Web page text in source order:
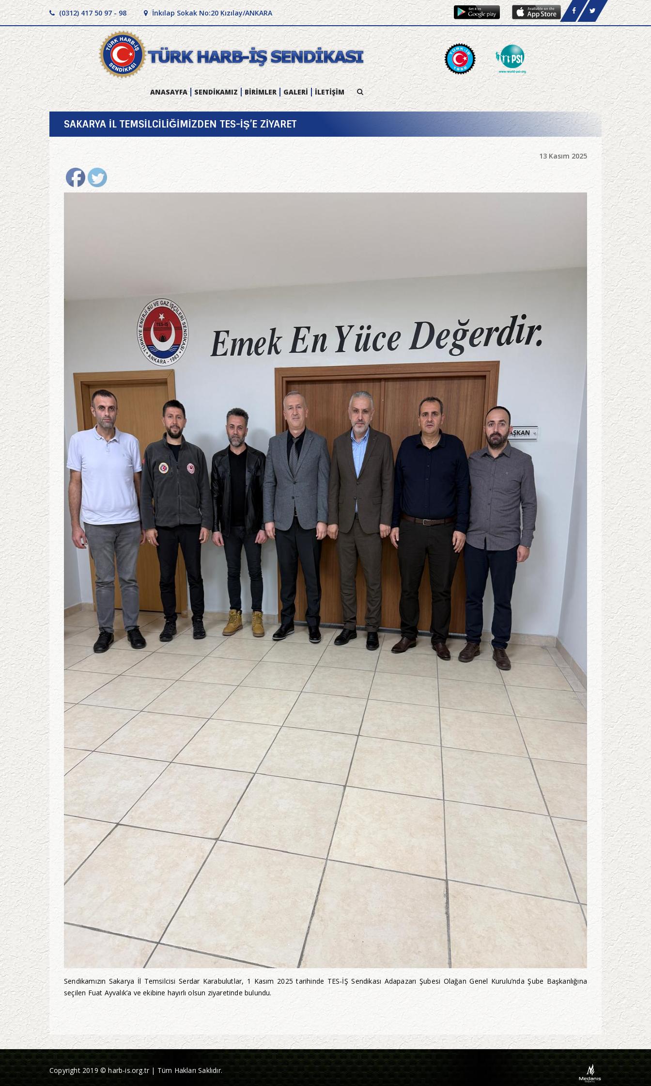
(0312) 417 50 97 - 98 İnkılap Sokak No:20 Kızılay/ANKARA
ANASAYFA SENDİKAMIZ BİRİMLER GALERİ İLETİŞİM
SAKARYA İL TEMSİLCİLİĞİMİZDEN TES-İŞ’E ZİYARET
13 Kasım 2025
Sendikamızın Sakarya İl Temsilcisi Serdar Karabulutlar, 1 Kasım 2025 tarihinde TES-İŞ Sendikası Adapazarı Şubesi Olağan Genel Kurulu’nda Şube Başkanlığına
seçilen Fuat Ayvalık’a ve ekibine hayırlı olsun ziyaretinde bulundu.
Copyright 2019 © harb-is.org.tr | Tüm Hakları Saklıdır.